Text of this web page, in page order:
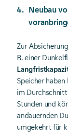
Neubau
Zur
B. einer
Speicher
im
Stunden und
andauernden
umgekehrt für